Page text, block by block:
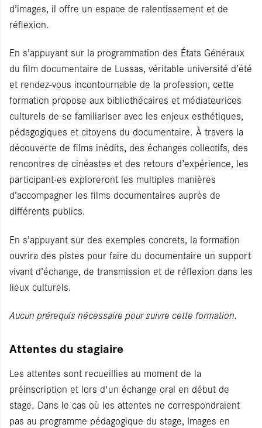
d’images, il offre un espace de ralentissement et de
réflexion.
En s’appuyant sur la programmation des États Généraux
du film documentaire de Lussas, véritable université d’été
et rendez-vous incontournable de la profession, cette
formation propose aux bibliothécaires et médiateurices
culturels de se familiariser avec les enjeux esthétiques,
pédagogiques et citoyens du documentaire. À travers la
découverte de films inédits, des échanges collectifs, des
rencontres de cinéastes et des retours d’expérience, les
participant·es exploreront les multiples manières
d’accompagner les films documentaires auprès de
différents publics.
En s’appuyant sur des exemples concrets, la formation
ouvrira des pistes pour faire du documentaire un support
vivant d’échange, de transmission et de réflexion dans les
lieux culturels.
Aucun prérequis nécessaire pour suivre cette formation.
Attentes du stagiaire
Les attentes sont recueillies au moment de la
préinscription et lors d'un échange oral en début de
stage. Dans le cas où les attentes ne correspondraient
pas au programme pédagogique du stage, Images en